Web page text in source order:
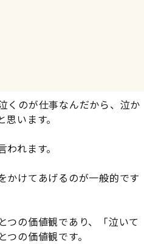
くのが仕事なんだから、泣か
います。
れます。
かけてあげるのが一般的です
つの価値観であり、「泣いて
の価値観です。